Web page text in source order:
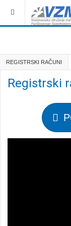
REGISTRSKI RAČUNI
Registrski